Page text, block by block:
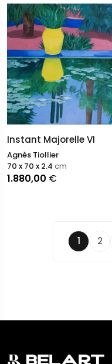
Instant Majorelle VI
Agnès Tiollier
1.880,00 €
70 x 70 x 2.4 cm
1 2